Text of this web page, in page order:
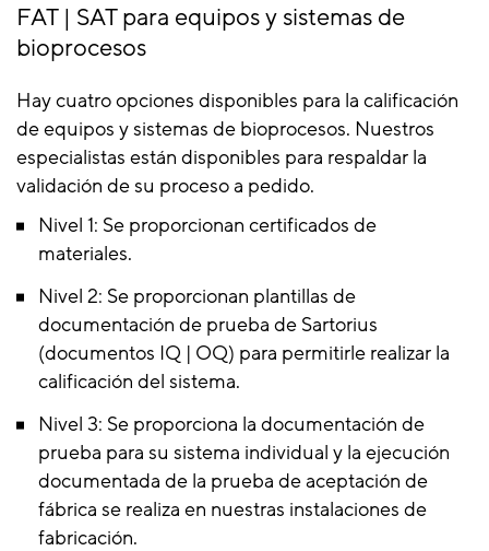
FAT | SAT para equipos y sistemas de
bioprocesos
Hay cuatro opciones disponibles para la calificación
de equipos y sistemas de bioprocesos. Nuestros
especialistas están disponibles para respaldar la
validación de su proceso a pedido.
Nivel 1: Se proporcionan certificados de
materiales.
Nivel 2: Se proporcionan plantillas de
documentación de prueba de Sartorius
(documentos IQ | OQ) para permitirle realizar la
calificación del sistema.
Nivel 3: Se proporciona la documentación de
prueba para su sistema individual y la ejecución
documentada de la prueba de aceptación de
fábrica se realiza en nuestras instalaciones de
fabricación.